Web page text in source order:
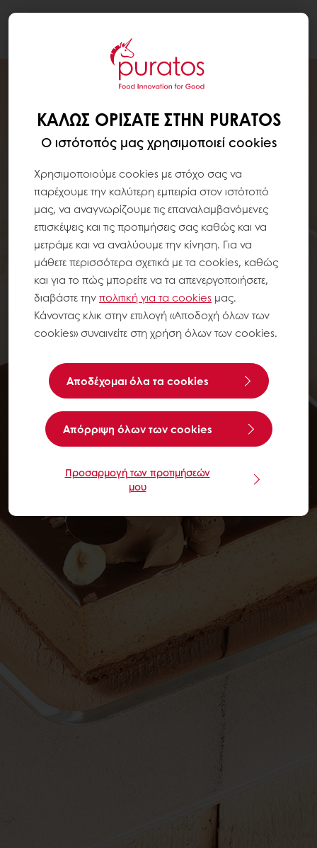
ΚΑΛΏΣ ΟΡΊΣΑΤΕ ΣΤΗΝ PURATOS
Ο ιστότοπός μας χρησιμοποιεί cookies
Χρησιμοποιούμε cookies με στόχο σας να
παρέχουμε την καλύτερη εμπειρία στον ιστότοπό
μας, να αναγνωρίζουμε τις επαναλαμβανόμενες
επισκέψεις και τις προτιμήσεις σας καθώς και να
μετράμε και να αναλύουμε την κίνηση. Για να
μάθετε περισσότερα σχετικά με τα cookies, καθώς
και για το πώς μπορείτε να τα απενεργοποιήσετε,
διαβάστε τηνπολιτική για τα cookies μας.
Κάνοντας κλικ στην επιλογή «Αποδοχή όλων των
cookies» συναινείτε στη χρήση όλων των cookies.
Αποδέχομαι όλα τα cookies
Aπόρριψη όλων των cookies
Προσαρμογή των προτιμήσεών
μου